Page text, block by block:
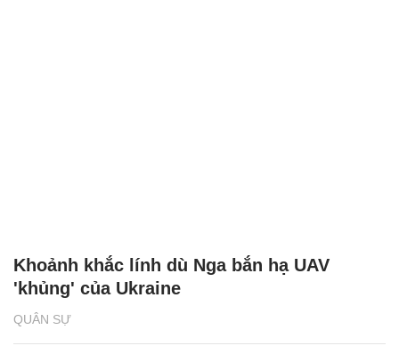
QUÂN SỰ
Khoảnh khắc lính dù Nga bắn hạ UAV
'khủng' của Ukraine